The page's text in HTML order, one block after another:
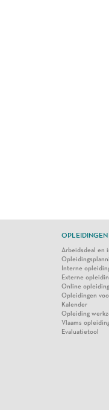
OPLEIDINGEN
Arbeidsdeal en
Interne
Externe
Online
Opleidingen
Kalender
Opleiding
Vlaams
Evaluatietool